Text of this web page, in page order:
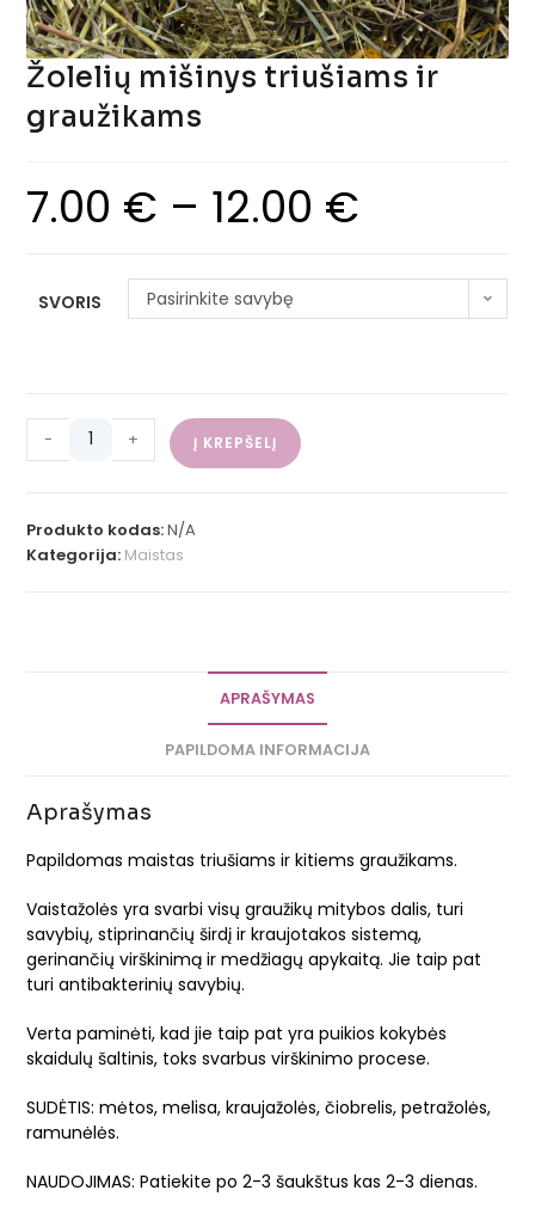
Žolelių mišinys triušiams ir
graužikams
7.00 € – 12.00 €
SVORIS Pasirinkite savybę
- + Į KREPŠELĮ
Produkto kodas:N/A
Kategorija: Maistas
APRAŠYMAS
PAPILDOMA INFORMACIJA
Aprašymas
Papildomas maistas triušiams ir kitiems graužikams.
Vaistažolės yra svarbi visų graužikų mitybos dalis, turi
savybių, stiprinančių širdį ir kraujotakos sistemą,
gerinančių virškinimą ir medžiagų apykaitą. Jie taip pat
turi antibakterinių savybių.
Verta paminėti, kad jie taip pat yra puikios kokybės
skaidulų šaltinis, toks svarbus virškinimo procese.
SUDĖTIS: mėtos, melisa, kraujažolės, čiobrelis, petražolės,
ramunėlės.
NAUDOJIMAS: Patiekite po 2-3 šaukštus kas 2-3 dienas.